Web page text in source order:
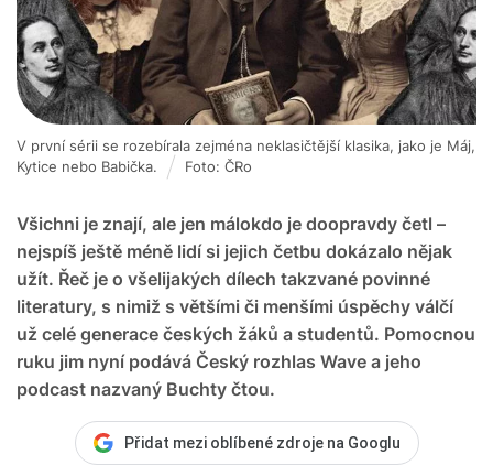
Všichni je znají, ale jen málokdo je doopravdy četl –
nejspíš ještě méně lidí si jejich četbu dokázalo nějak
užít. Řeč je o všelijakých dílech takzvané povinné
literatury, s nimiž s většími či menšími úspěchy válčí
už celé generace českých žáků a studentů. Pomocnou
ruku jim nyní podává Český rozhlas Wave a jeho
podcast nazvaný Buchty čtou.
V první sérii se rozebírala zejména neklasičtější klasika, jako je Máj,
Kytice nebo Babička.
Foto: ČRo
Přidat mezi oblíbené zdroje na Googlu